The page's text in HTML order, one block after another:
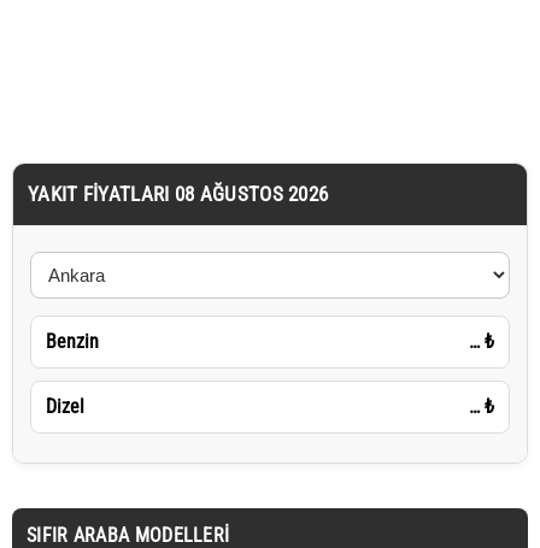
YAKIT FIYATLARI 08 AĞUSTOS 2026
Benzin … ₺
Dizel … ₺
SIFIR ARABA MODELLERI